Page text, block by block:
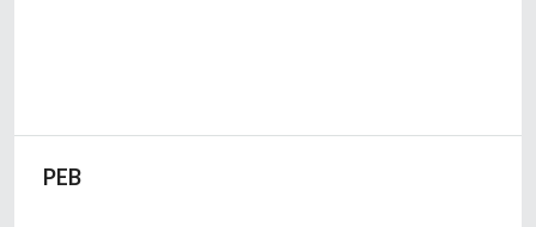
PEB